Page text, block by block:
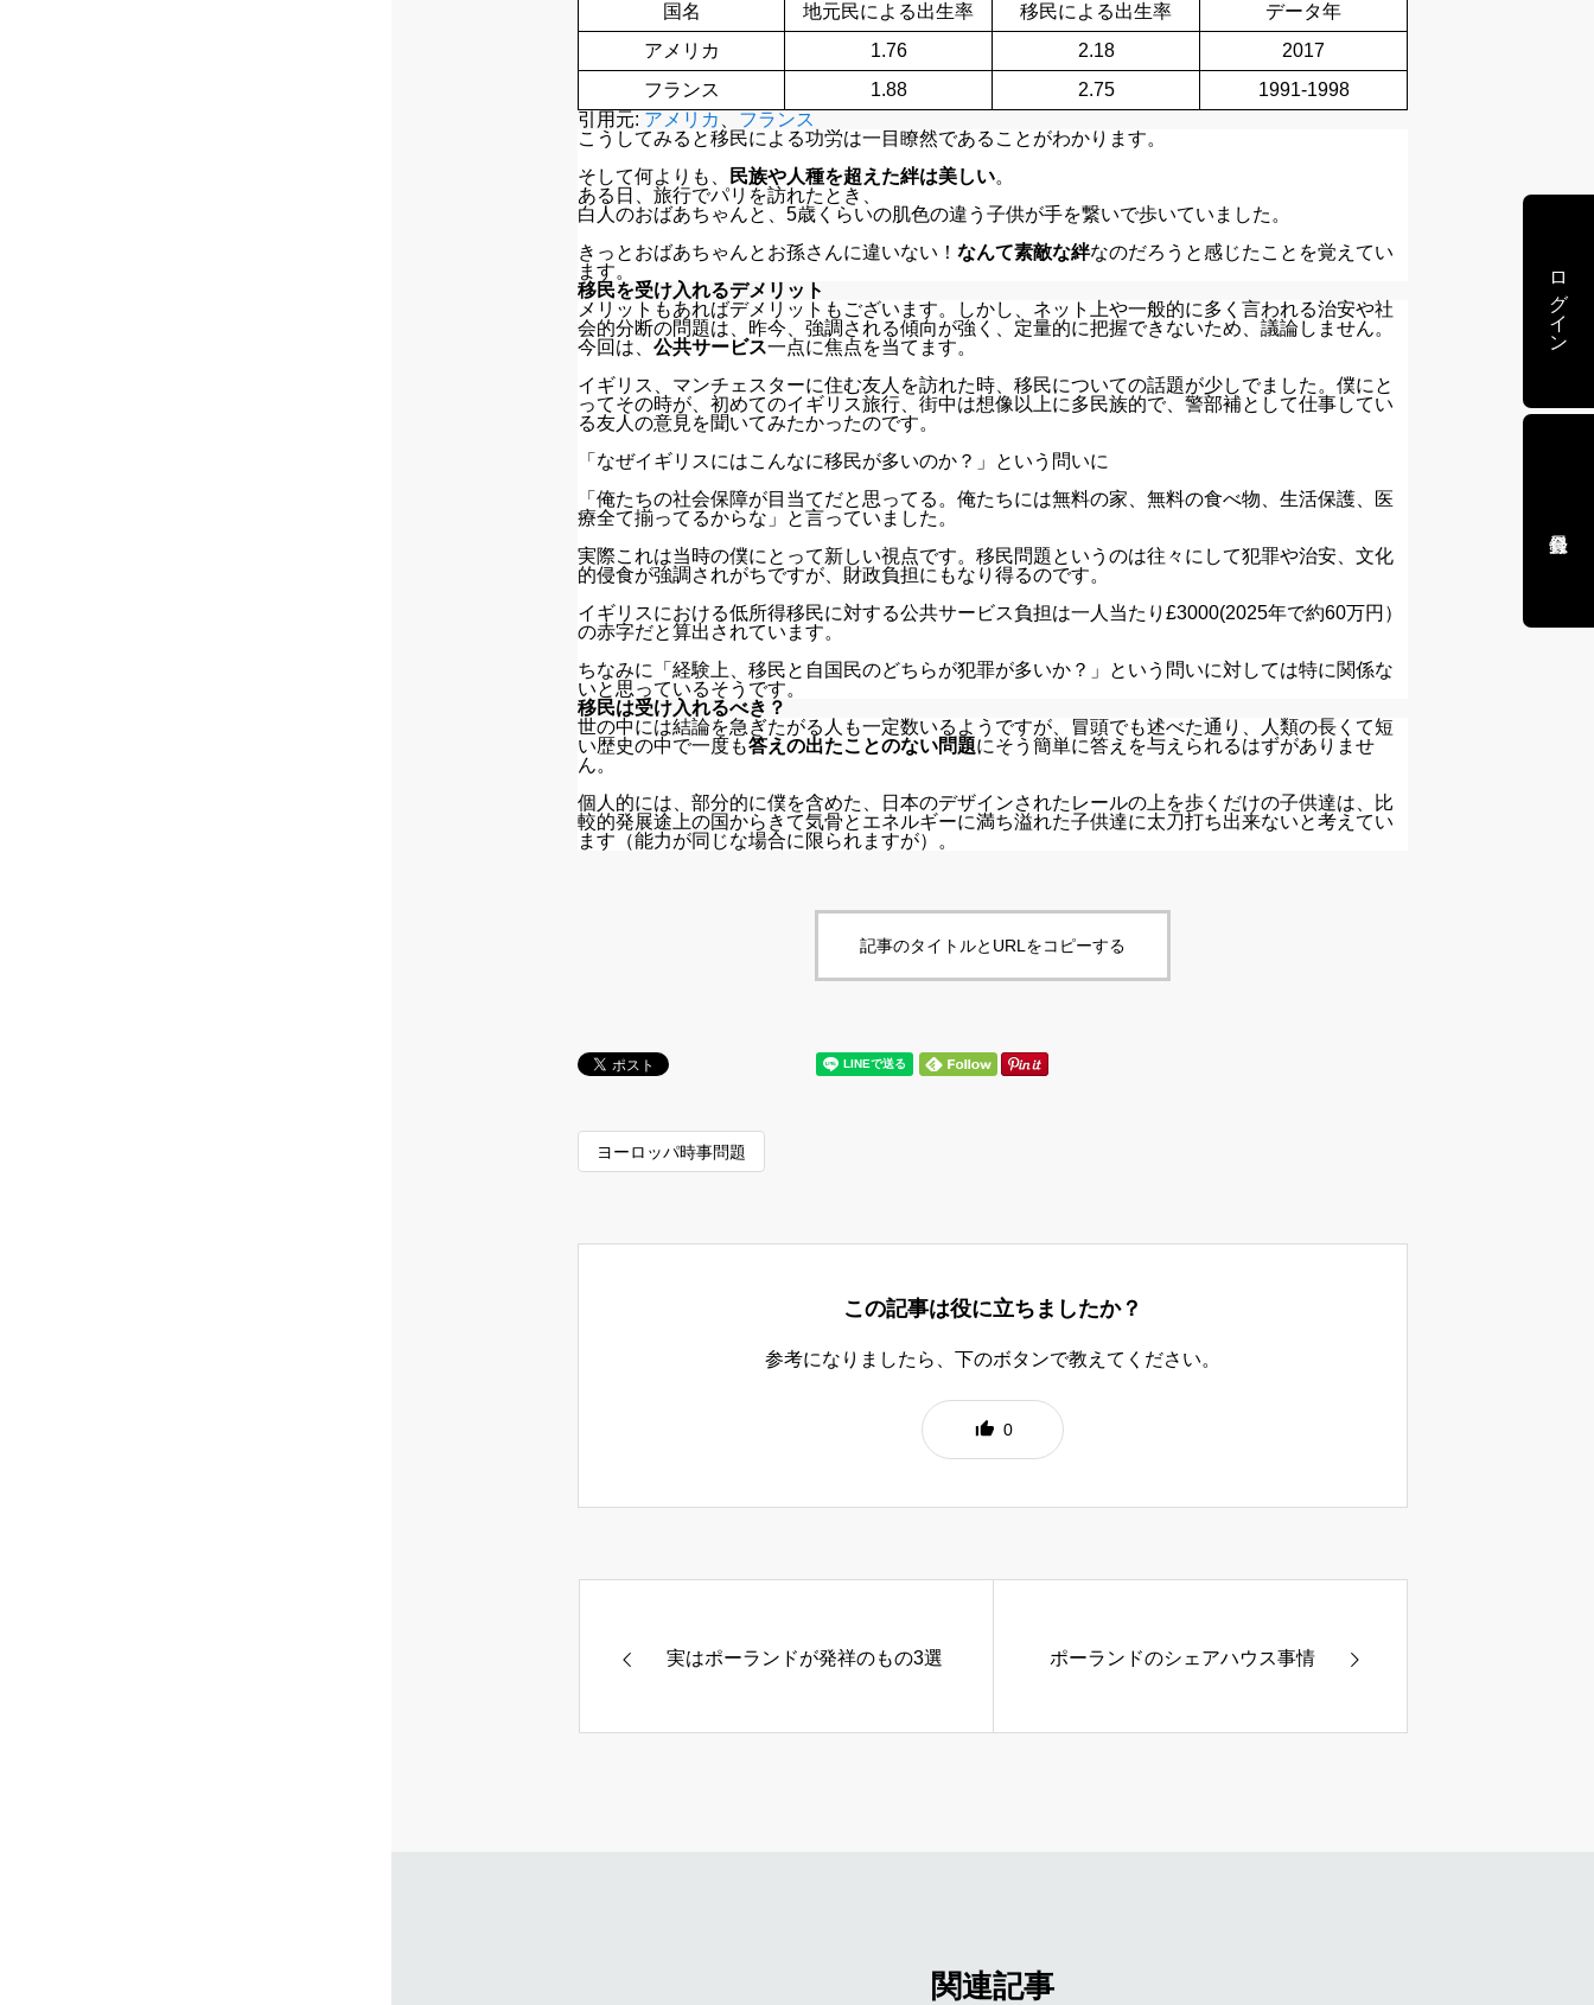
国名
地元民による出生率 移民による出生率
データ年
アメリカ
1.76 2.18
2017
フランス
1.88 2.75
1991-1998
引用元: アメリカ
フランス
こうしてみると移民による功労は一目瞭然であることがわかります。
そして何よりも、
民族や人種を超えた絆は美しい。
ある日、旅行でパリを訪れたとき、
白人のおばあちゃんと、5歳くらいの肌色の違う子供が手を繋いで歩いていました。
きっとおばあちゃんとお孫さんに違いない！ なんて素敵な絆なのだろうと感じたことを覚えてい
ます。
移民を受け入れるデメリット
メリットもあればデメリットもございます。しかし、ネット上や一般的に多く言われる治安や社
会的分断の問題は、昨今、強調される傾向が強く、定量的に把握できないため、議論しません。
今回は、 公共サービス一点に焦点を当てます。
イギリス、マンチェスターに住む友人を訪れた時、移民についての話題が少しでました。僕にと
ってその時が、初めてのイギリス旅行、街中は想像以上に多民族的で、警部補として仕事してい
る友人の意見を聞いてみたかったのです。
「なぜイギリスにはこんなに移民が多いのか？」という問いに
「俺たちの社会保障が目当てだと思ってる。俺たちには無料の家、無料の食べ物、生活保護、医
療全て揃ってるからな」と言っていました。
実際これは当時の僕にとって新しい視点です。移民問題というのは往々にして犯罪や治安、文化
的侵食が強調されがちですが、財政負担にもなり得るのです。
イギリスにおける低所得移民に対する公共サービス負担は一人当たり£3000(2025年で約60万円）
の赤字だと算出されています。
ちなみに「経験上、移民と自国民のどちらが犯罪が多いか？」という問いに対しては特に関係な
いと思っているそうです。
移民は受け入れるべき？
世の中には結論を急ぎたがる人も一定数いるようですが、冒頭でも述べた通り、人類の長くて短
い歴史の中で一度も答えの出たことのない問題にそう簡単に答えを与えられるはずがありませ
ん。
個人的には、部分的に僕を含めた、日本のデザインされたレールの上を歩くだけの子供達は、比
較的発展途上の国からきて気骨とエネルギーに満ち溢れた子供達に太刀打ち出来ないと考えてい
ます（能力が同じな場合に限られますが）。
記事のタイトルとURLをコピーする
ヨーロッパ時事問題
この記事は役に立ちましたか？
参考になりましたら、下のボタンで教えてください。
0
実はポーランドが発祥のもの3選 ポーランドのシェアハウス事情
関連記事
ログイン